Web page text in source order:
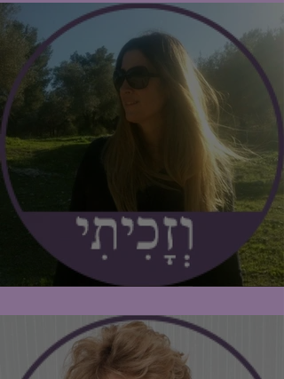
#וזכיתי / שירה שריג